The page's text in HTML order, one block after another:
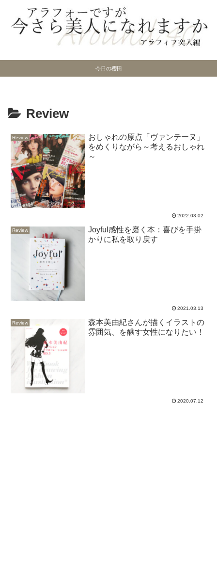
今日の櫻田
Review
Review
おしゃれの原点「ヴァンテーヌ」
をめくりながら～考えるおしゃれ
～
2022.03.02
Review
Joyful感性を磨く本：喜びを手掛
かりに私を取り戻す
2021.03.13
Review
森本美由紀さんが描くイラストの
雰囲気、を醸す女性になりたい！
2020.07.12